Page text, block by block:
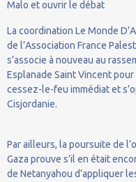
Malo et ouvrir le débat
La coordination Le Monde
de l’Association France
s’associe à nouveau au
Esplanade Saint Vincent
cessez-le-feu immédiat et
Cisjordanie.
Par ailleurs, la poursuite de
Gaza prouve s’il en était
de Netanyahou d’appliquer